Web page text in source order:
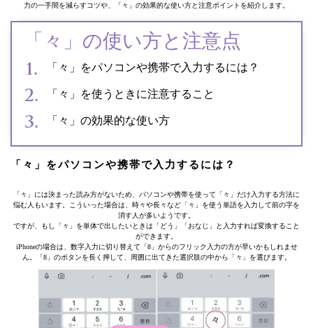
力の一手間を減らすコツや、「々」の効果的な使い方と注意ポイントを紹介します。
「々」の使い方と注意点
「々」をパソコンや携帯で入力するには？
「々」を使うときに注意すること
「々」の効果的な使い方
「々」をパソコンや携帯で入力するには？
「々」には決まった読み方がないため、パソコンや携帯を使って「々」だけ入力する方法に
悩む人もいます。こういった場合は、時々や長々など「々」を使う単語を入力して前の字を
消す人が多いようです。
ですが、もし「々」を単体で出したいときは「どう」「おなじ」と入力すれば変換すること
ができます。
iPhoneの場合は、数字入力に切り替えて「8」からのフリック入力の方が早いかもしれませ
ん。「8」のボタンを長く押して、周囲に出てきた選択肢の中から「々」を選びます。